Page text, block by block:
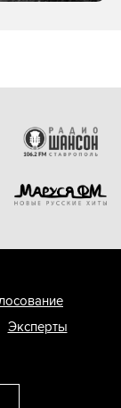
Эксперты